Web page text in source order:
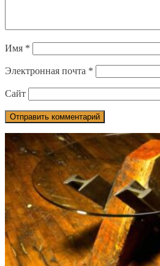
Имя *
Электронная почта *
Сайт